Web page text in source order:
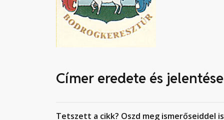
Címer eredete és jelentése
Tetszett a cikk? Oszd meg ismerőseiddel